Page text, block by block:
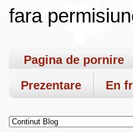
fara
Pagina de pornire
Prezentare
En